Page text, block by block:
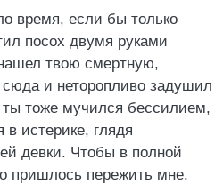
время, если бы только
посох двумя руками
твою смертную,
и неторопливо задушил
ты тоже мучился бессилием,
истерике, глядя
девки. Чтобы в полной
пришлось пережить мне.